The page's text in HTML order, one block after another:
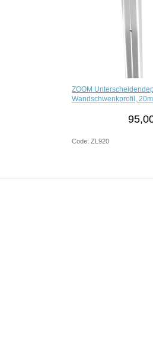
ZOOM
Wandschwenkprofil,
Code: ZL920